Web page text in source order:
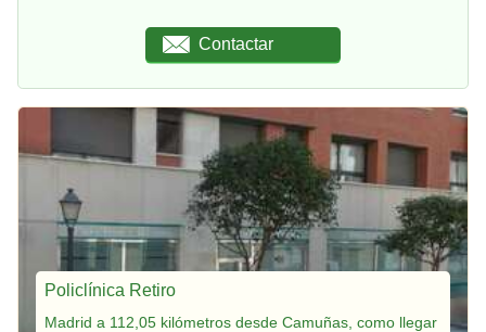
Contactar
Policlínica Retiro
Madrid a 112,05 kilómetros desde Camuñas, como llegar